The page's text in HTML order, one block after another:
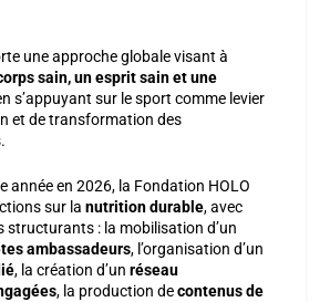
une approche globale visant à
sain, un esprit sain et une
s’appuyant sur le sport comme levier
et de transformation des
année en 2026, la Fondation HOLO
sur lanutrition durable, avec
structurants : la mobilisation d’un
ambassadeurs, l’organisation d’un
, la création d’unréseau
, la production decontenus de